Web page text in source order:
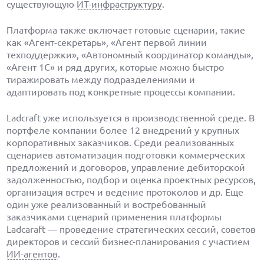
существующую ИТ-инфраструктуру.
Платформа также включает готовые сценарии, такие
как «Агент-секретарь», «Агент первой линии
техподдержки», «Автономный координатор команды»,
«Агент 1С» и ряд других, которые можно быстро
тиражировать между подразделениями и
адаптировать под конкретные процессы компании.
Ladcraft уже используется в производственной среде. В
портфеле компании более 12 внедрений у крупных
корпоративных заказчиков. Среди реализованных
сценариев автоматизация подготовки коммерческих
предложений и договоров, управление дебиторской
задолженностью, подбор и оценка проектных ресурсов,
организация встреч и ведение протоколов и др. Еще
один уже реализованный и востребованный
заказчиками сценарий применения платформы
Ladcaraft — проведение стратегических сессий, советов
директоров и сессий бизнес-планирования с участием
ИИ-агентов.